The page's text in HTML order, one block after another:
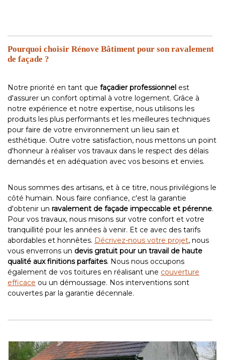
Pourquoi choisir Rénove Bâtiment pour son ravalement
de façade ?
Notre priorité en tant que façadier professionnel est
d'assurer un confort optimal à votre logement. Grâce à
notre expérience et notre expertise, nous utilisons les
produits les plus performants et les meilleures techniques
pour faire de votre environnement un lieu sain et
esthétique. Outre votre satisfaction, nous mettons un point
d'honneur à réaliser vos travaux dans le respect des délais
demandés et en adéquation avec vos besoins et envies.
Nous sommes des artisans, et à ce titre, nous privilégions le
côté humain. Nous faire confiance, c'est la garantie
d'obtenir un ravalement de façade impeccable et pérenne.
Pour vos travaux, nous misons sur votre confort et votre
tranquillité pour les années à venir. Et ce avec des tarifs
abordables et honnêtes. Décrivez-nous votre projet, nous
vous enverrons un devis gratuit pour un travail de haute
qualité aux finitions parfaites. Nous nous occupons
également de vos toitures en réalisant une couverture
efficace ou un démoussage. Nos interventions sont
couvertes par la garantie décennale.